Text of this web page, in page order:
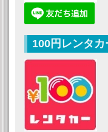
100円レンタカ